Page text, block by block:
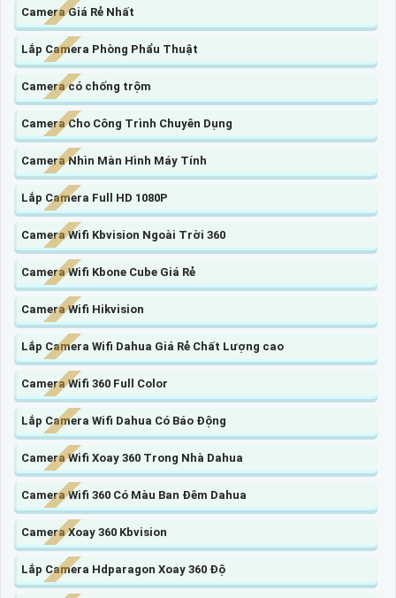
Camera Giá Rẻ Nhất
Lắp Camera Phòng Phẩu Thuật
Camera có chống trộm
Camera Cho Công Trình Chuyên Dụng
Camera Nhìn Màn Hình Máy Tính
Lắp Camera Full HD 1080P
Camera Wifi Kbvision Ngoài Trời 360
Camera Wifi Kbone Cube Giá Rẻ
Camera Wifi Hikvision
Lắp Camera Wifi Dahua Giá Rẻ Chất Lượng cao
Camera Wifi 360 Full Color
Lắp Camera Wifi Dahua Có Báo Động
Camera Wifi Xoay 360 Trong Nhà Dahua
Camera Wifi 360 Có Màu Ban Đêm Dahua
Camera Xoay 360 Kbvision
Lắp Camera Hdparagon Xoay 360 Độ